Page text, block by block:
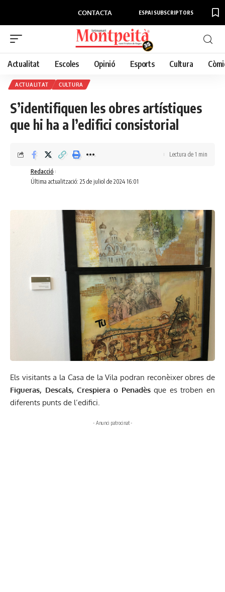
CONTACTA ESPAI SUBSCRIPTORS
Actualitat Escoles Opinió Esports Cultura
ACTUALITAT CULTURA
S’identifiquen les obres artístiques
que hi ha a l’edifici consistorial
Última actualització: 25 de juliol de 2024 16:01
Redacció
Lectura de 1 min
Els visitants a la Casa de la Vila podran reconèixer obres de
Figueras, Descals, Crespiera o Penadèsque es troben en
diferents punts de l’edifici.
- Anunci patrocinat -